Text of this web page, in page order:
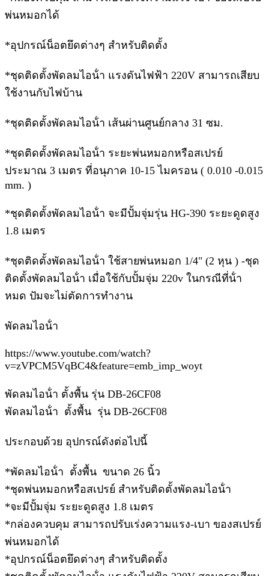
พ่นหมอกได้
*อุปกรณ์น็อตยึดต่างๆ สําหรับติดตั้ง
*ชุดติดตั้งพัดลมไอน้ํา แรงดันไฟฟ้า 220V สามารถเสียบ
ใช้งานกับไฟบ้าน
*ชุดติดตั้งพัดลมไอน้ํา เส้นผ่านศูนย์กลาง 31 ซม.
*ชุดติดตั้งพัดลมไอน้ํา ระยะพ่นหมอกหรือสเปรย์
ประมาณ 3 เมตร ที่อนุภาค 10-15 ไมครอน ( 0.010 -0.015
mm. )
*ชุดติดตั้งพัดลมไอน้ํา จะมีปั้มจุ่มรุ่น HG-390 ระยะดูดสูง
1.8 เมตร
*ชุดติดตั้งพัดลมไอน้ํา ใช้สายพ่นหมอก 1/4" (2 หุน ) -ชุด
ติดตั้งพัดลมไอน้ํา เมื่อใช้กับปั้มจุ่ม 220v ในกรณีที่น้ํา
หมด ปัมจะไม่ตัดการทํางาน
พัดลมไอน้ํา
https://www.youtube.com/watch?
v=zVPCM5VqBC4&feature=emb_imp_woyt
พัดลมไอน้ํา ตั้งพื้น รุ่น DB-26CF08
พัดลมไอน้ํา ตั้งพื้น รุ่น DB-26CF08
ประกอบด้วย อุปกรณ์ดังต่อไปนี้
*พัดลมไอน้ํา ตั้งพื้น ขนาด 26 นิ้ว
*ชุดพ่นหมอกหรือสเปรย์ สําหรับติดตั้งพัดลมไอน้ํา
*จะมีปั้มจุ่ม ระยะดูดสูง 1.8 เมตร
*กล่องควบคุม สามารถปรับเร่งความแรง-เบา ของสเปรย์
พ่นหมอกได้
*อุปกรณ์น็อตยึดต่างๆ สําหรับติดตั้ง